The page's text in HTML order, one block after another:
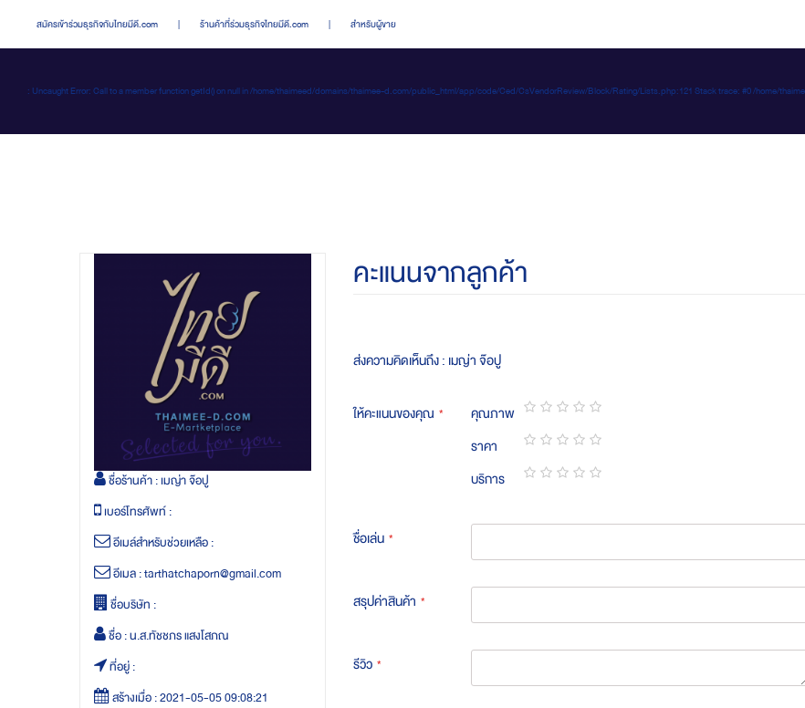
สมัครเข้าร่วมธุรกิจกับไทยมีดี.com | ร้านค้าที่ร่วมธุรกิจไทยมีดี.com | สำหรับผู้ขาย
: Uncaught Error: Call to a member function getId() on null in /home/thaimeed/domains/thaimee-d.com/public_html/app/code/Ced/CsVendorReview/Block/Rating/Lists.php:121 Stack trace: #0 /
ชื่อร้านค้า :เมญ่า จ๊อปู
เบอร์โทรศัพท์ :
อีเมล์สำหรับช่วยเหลือ :
อีเมล :tarthatchaporn@gmail.com
ชื่อบริษัท :
ชื่อ :น.ส.ทัชชภร แสงโสภณ
ที่อยู่ :
สร้างเมื่อ :2021-05-05 09:08:21
คะแนนจากลูกค้า
ส่งความคิดเห็นถึง : เมญ่า จ๊อปู
ให้คะแนนของคุณ คุณภาพ
1
star
2
stars
3
stars
4
stars
5
stars
ราคา
1
star
2
stars
3
stars
4
stars
5
stars
บริการ
ชื่อเล่น
สรุปค่าสินค้า
รีวิว